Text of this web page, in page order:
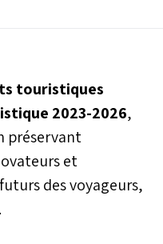
touristiques
2023-2026,
préservant
et
des voyageurs,